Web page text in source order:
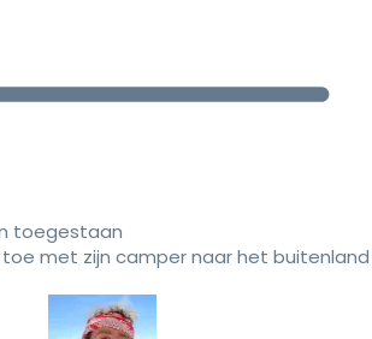
toegestaan
met zijn camper naar het buitenland